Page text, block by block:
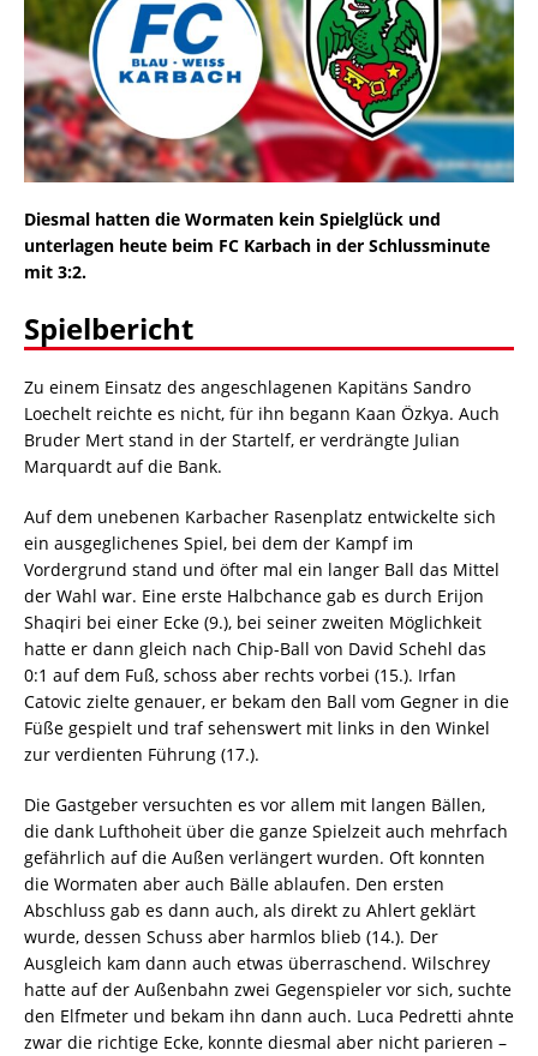
Diesmal hatten die Wormaten kein Spielglück und
unterlagen heute beim FC Karbach in der Schlussminute
mit 3:2.
Spielbericht
Zu einem Einsatz des angeschlagenen Kapitäns Sandro
Loechelt reichte es nicht, für ihn begann Kaan Özkya. Auch
Bruder Mert stand in der Startelf, er verdrängte Julian
Marquardt auf die Bank.
Auf dem unebenen Karbacher Rasenplatz entwickelte sich
ein ausgeglichenes Spiel, bei dem der Kampf im
Vordergrund stand und öfter mal ein langer Ball das Mittel
der Wahl war. Eine erste Halbchance gab es durch Erijon
Shaqiri bei einer Ecke (9.), bei seiner zweiten Möglichkeit
hatte er dann gleich nach Chip-Ball von David Schehl das
0:1 auf dem Fuß, schoss aber rechts vorbei (15.). Irfan
Catovic zielte genauer, er bekam den Ball vom Gegner in die
Füße gespielt und traf sehenswert mit links in den Winkel
zur verdienten Führung (17.).
Die Gastgeber versuchten es vor allem mit langen Bällen,
die dank Lufthoheit über die ganze Spielzeit auch mehrfach
gefährlich auf die Außen verlängert wurden. Oft konnten
die Wormaten aber auch Bälle ablaufen. Den ersten
Abschluss gab es dann auch, als direkt zu Ahlert geklärt
wurde, dessen Schuss aber harmlos blieb (14.). Der
Ausgleich kam dann auch etwas überraschend. Wilschrey
hatte auf der Außenbahn zwei Gegenspieler vor sich, suchte
den Elfmeter und bekam ihn dann auch. Luca Pedretti ahnte
zwar die richtige Ecke, konnte diesmal aber nicht parieren –